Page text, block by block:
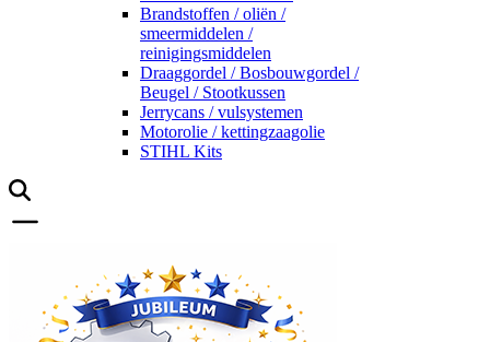
Brandstoffen / oliën /
smeermiddelen /
reinigingsmiddelen
Draaggordel / Bosbouwgordel /
Beugel / Stootkussen
Jerrycans / vulsystemen
Motorolie / kettingzaagolie
STIHL Kits